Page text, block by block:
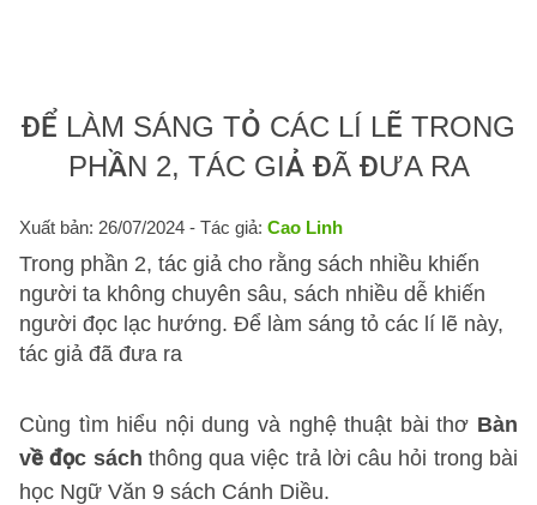
ĐỂ LÀM SÁNG TỎ CÁC LÍ LẼ TRONG
PHẦN 2, TÁC GIẢ ĐÃ ĐƯA RA
Xuất bản: 26/07/2024 - Tác giả: Cao Linh
Trong phần 2, tác giả cho rằng sách nhiều khiến
người ta không chuyên sâu, sách nhiều dễ khiến
người đọc lạc hướng. Để làm sáng tỏ các lí lẽ này,
tác giả đã đưa ra
Cùng tìm hiểu nội dung và nghệ thuật bài thơ Bàn
về đọc sách thông qua việc trả lời câu hỏi trong bài
học Ngữ Văn 9 sách Cánh Diều.